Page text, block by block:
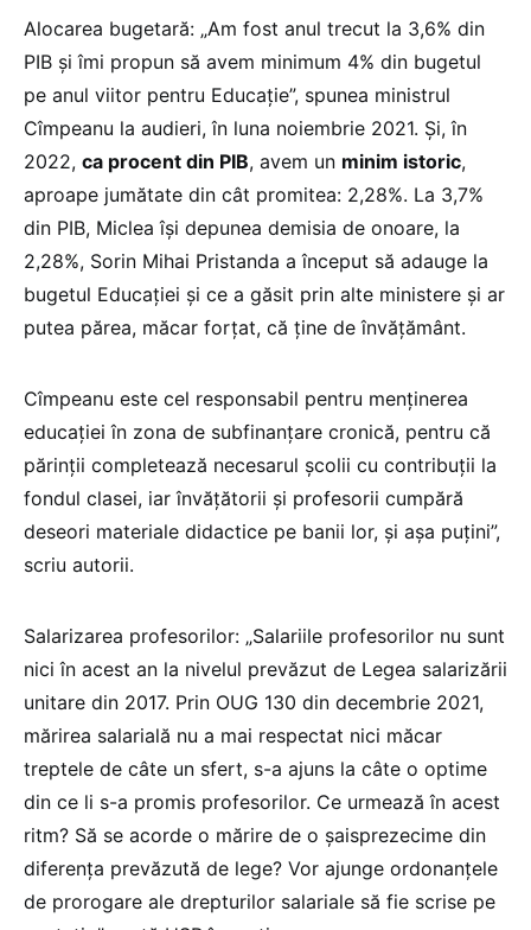
Alocarea bugetară: „Am fost anul trecut la 3,6% din
PIB și îmi propun să avem minimum 4% din bugetul
pe anul viitor pentru Educație”, spunea ministrul
Cîmpeanu la audieri, în luna noiembrie 2021. Și, în
2022, ca procent din PIB, avem un minim istoric,
aproape jumătate din cât promitea: 2,28%. La 3,7%
din PIB, Miclea îşi depunea demisia de onoare, la
2,28%, Sorin Mihai Pristanda a început să adauge la
bugetul Educației și ce a găsit prin alte ministere și ar
putea părea, măcar forțat, că ține de învățământ.
Cîmpeanu este cel responsabil pentru menținerea
educației în zona de subfinanțare cronică, pentru că
părinții completează necesarul școlii cu contribuții la
fondul clasei, iar învățătorii și profesorii cumpără
deseori materiale didactice pe banii lor, și așa puțini”,
scriu autorii.
Salarizarea profesorilor: „Salariile profesorilor nu sunt
nici în acest an la nivelul prevăzut de Legea salarizării
unitare din 2017. Prin OUG 130 din decembrie 2021,
mărirea salarială nu a mai respectat nici măcar
treptele de câte un sfert, s-a ajuns la câte o optime
din ce li s-a promis profesorilor. Ce urmează în acest
ritm? Să se acorde o mărire de o șaisprezecime din
diferența prevăzută de lege? Vor ajunge ordonanțele
de prorogare ale drepturilor salariale să fie scrise pe